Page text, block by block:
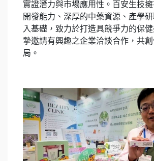
實證潛力與市場應用性。百安生技
開發能力、深厚的中藥資源、產學
入基礎，致力於打造具競爭力的保
摯邀請有興趣之企業洽談合作，共
局。